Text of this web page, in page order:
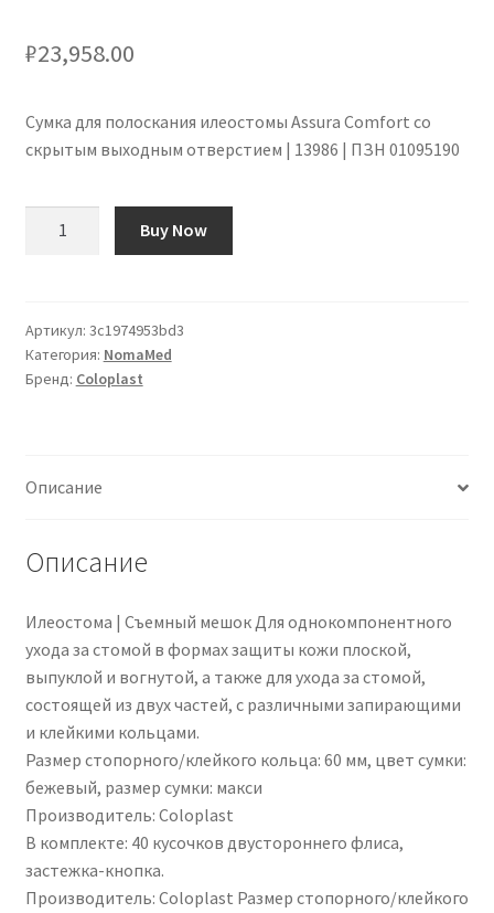
₽23,958.00
Сумка для полоскания илеостомы Assura Comfort со
скрытым выходным отверстием | 13986 | ПЗН 01095190
Ileostomie-
Ausstreifbeutel
mit
|
PZN
Buy Now
Артикул: 3c1974953bd3
Категория: NomaMed
Бренд: Coloplast
Описание
Описание
Илеостома | Съемный мешок Для однокомпонентного
ухода за стомой в формах защиты кожи плоской,
выпуклой и вогнутой, а также для ухода за стомой,
состоящей из двух частей, с различными запирающими
и клейкими кольцами.
Размер стопорного/клейкого кольца: 60 ​​мм, цвет сумки:
бежевый, размер сумки: макси
Производитель: Coloplast
В комплекте: 40 кусочков двустороннего флиса,
застежка-кнопка.
Производитель: Coloplast Размер стопорного/клейкого